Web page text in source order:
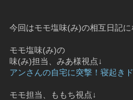
今回はモモ塩味(み)の相互日記に
モモ塩味(み)の
味(み)担当、みあ様視点↓
アンさんの自宅に突撃！寝起き
モモ担当、ももち視点↓